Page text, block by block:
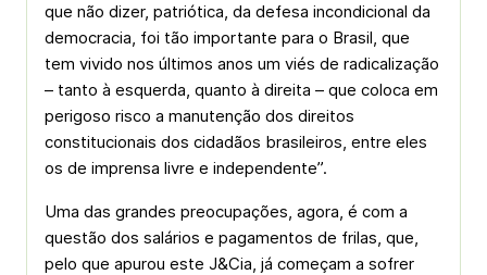
que não dizer, patriótica, da defesa incondicional da
democracia, foi tão importante para o Brasil, que
tem vivido nos últimos anos um viés de radicalização
– tanto à esquerda, quanto à direita – que coloca em
perigoso risco a manutenção dos direitos
constitucionais dos cidadãos brasileiros, entre eles
os de imprensa livre e independente”.
Uma das grandes preocupações, agora, é com a
questão dos salários e pagamentos de frilas, que,
pelo que apurou este J&Cia, já começam a sofrer